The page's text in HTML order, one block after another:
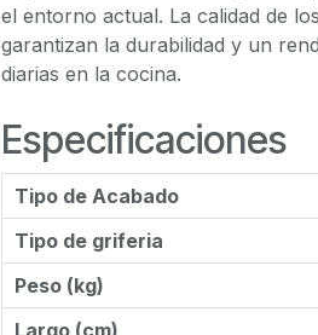
el entorno actual. La calidad de
garantizan la durabilidad y un
diarias en la cocina.
Especificaciones
Tipo de Acabado
Tipo de griferia
Peso (kg)
Largo (cm)